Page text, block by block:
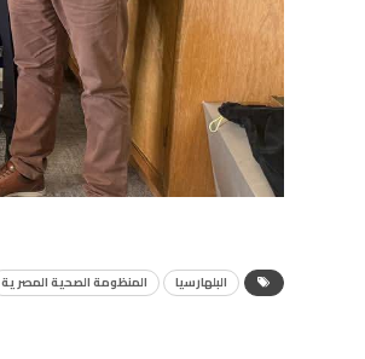
البلهارسيا المنظومة الصحية المصرية